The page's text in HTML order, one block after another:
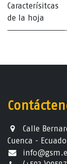
Caracterísitcas
de la hoja
Calle
Cuenca -